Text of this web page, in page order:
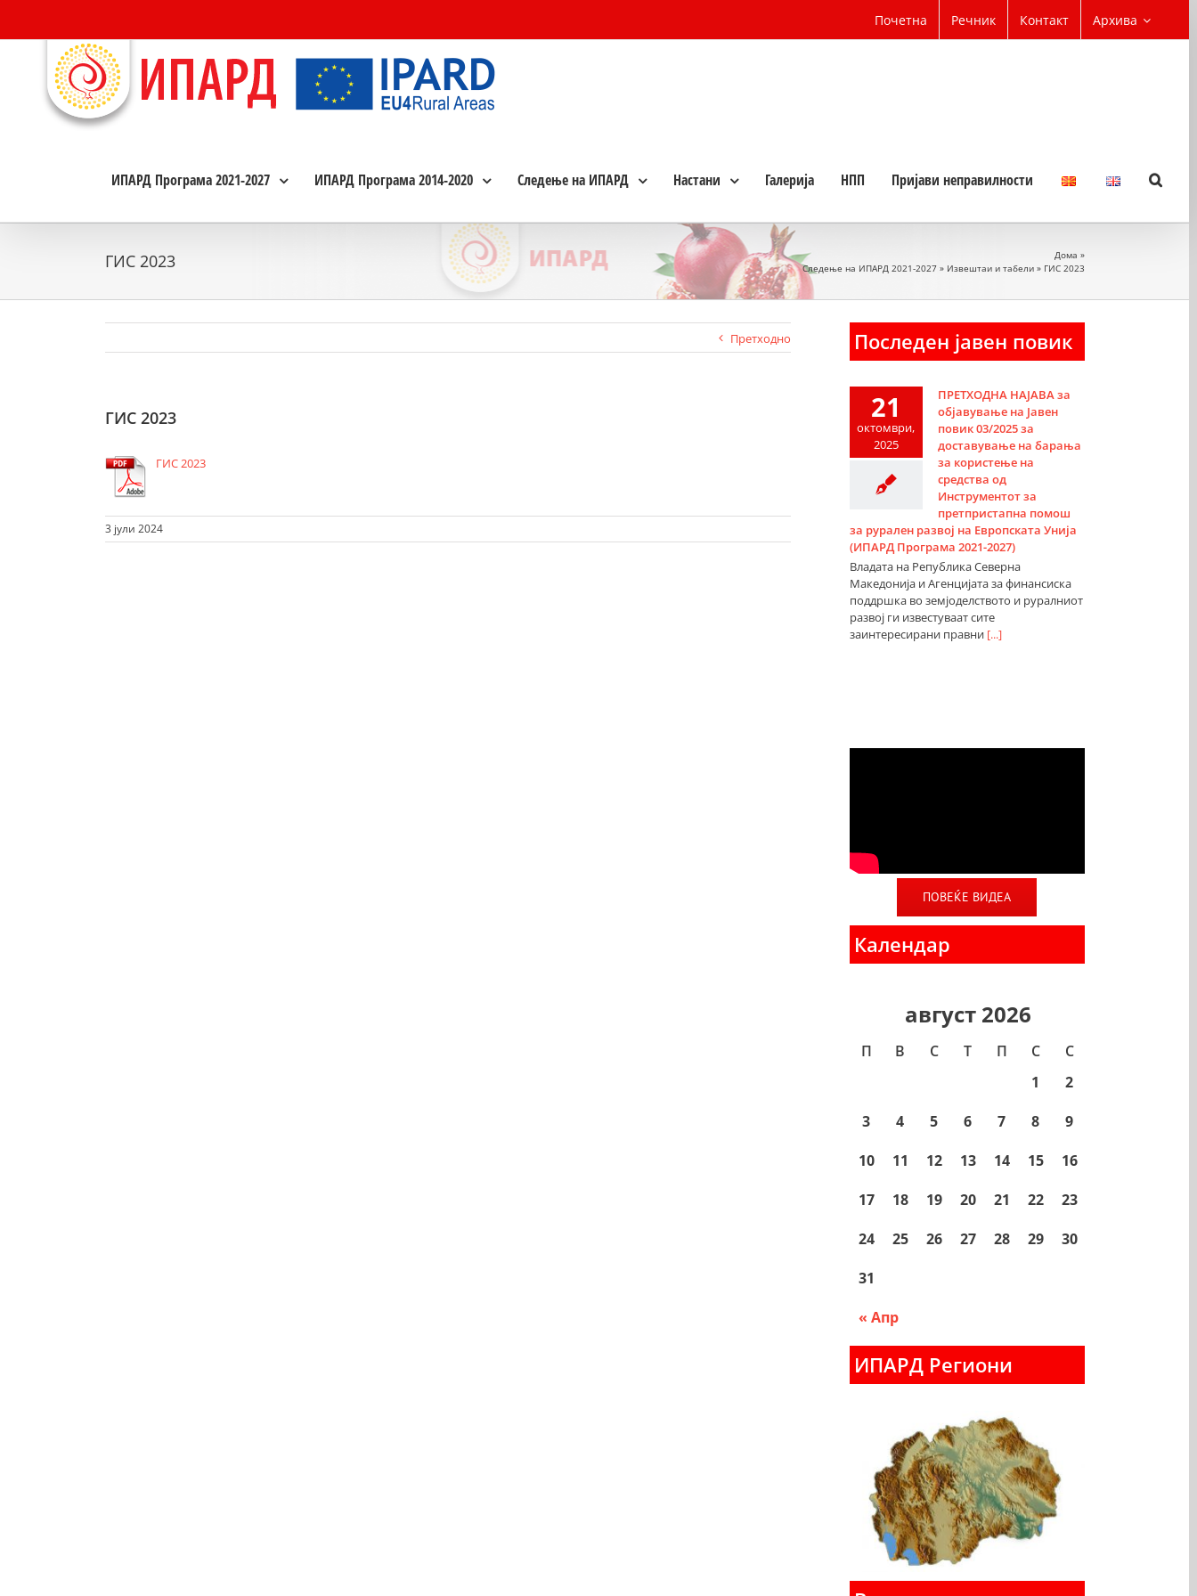
content
Почетна Речник Контакт Архива
ИПАРД Програма 2021-2027 ИПАРД Програма 2014-2020 Следење на ИПАРД Настани Галерија НПП Пријави неправилности
ГИС 2023 Дома »
Следење на ИПАРД 2021-2027» Извештаи и табели» ГИС 2023
Претходно
ГИС 2023
ГИС 2023
3 јули 2024
Последен јавен повик
21
октомври,
2025
ПРЕТХОДНА НАЈАВА за
објавување на Јавен
повик 03/2025 за
доставување на барања
за користење на
средства од
Инструментот за
претпристапна помош
за рурален развој на Европската Унија
(ИПАРД Програма 2021-2027)
Владата на Република Северна
Македонија и Агенцијата за финансиска
поддршка во земјоделството и руралниот
развој ги известуваат сите
заинтересирани правни [...]
ПОВЕЌЕ ВИДЕА
Календар
август 2026
П В С T П С С
« Апр
1
2
3
4 5 6 7 8
9
10
11 12 13 14 15
16
17
18 19 20 21 22
23
24
25 26 27 28 29
30
31
ИПАРД Региони